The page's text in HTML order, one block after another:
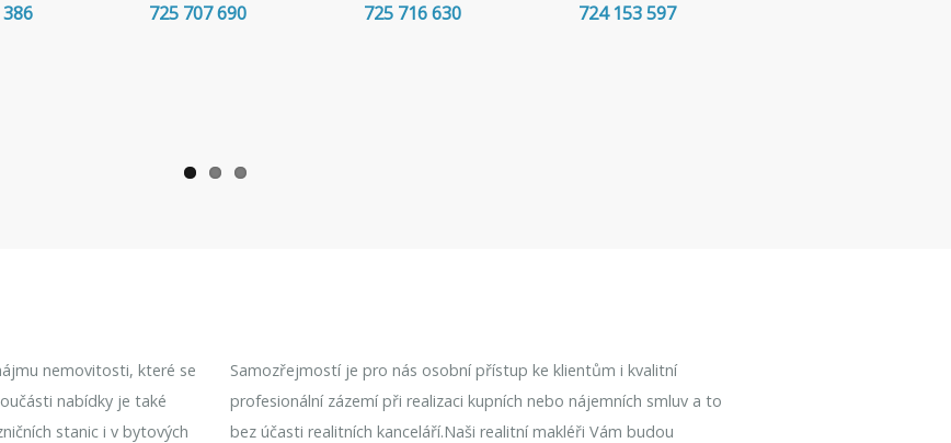
725 707 690 725 716 630 724 153 597
nemovitosti, které se
nabídky je také
stanic i v bytových
Samozřejmostí je pro nás osobní přístup ke klientům i kvalitní
profesionální zázemí při realizaci kupních nebo nájemních smluv a to
bez účasti realitních kanceláří.Naši realitní makléři Vám budou